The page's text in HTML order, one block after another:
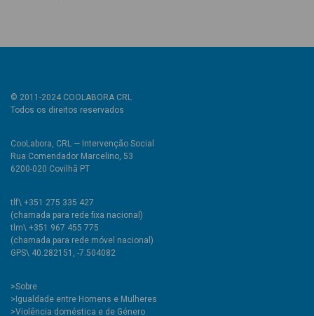
© 2011-2024 COOLABORA CRL
Todos os direitos reservados
CooLabora, CRL — Intervenção Social
Rua Comendador Marcelino, 53
6200-020 Covilhã PT
tlf\ +351 275 335 427
(chamada para rede fixa nacional)
tlm\ +351 967 455 775
(chamada para rede móvel nacional)
GPS\ 40.282151, -7.504082
>Sobre
>Igualdade entre Homens e Mulheres
>Violência doméstica e de Género